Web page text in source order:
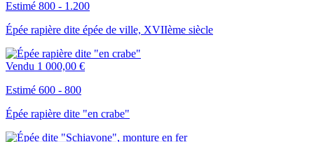
Estimé 800 - 1.200
Épée rapière dite épée de ville, XVIIème siècle
Vendu 1 000,00 €
Estimé 600 - 800
Épée rapière dite "en crabe"